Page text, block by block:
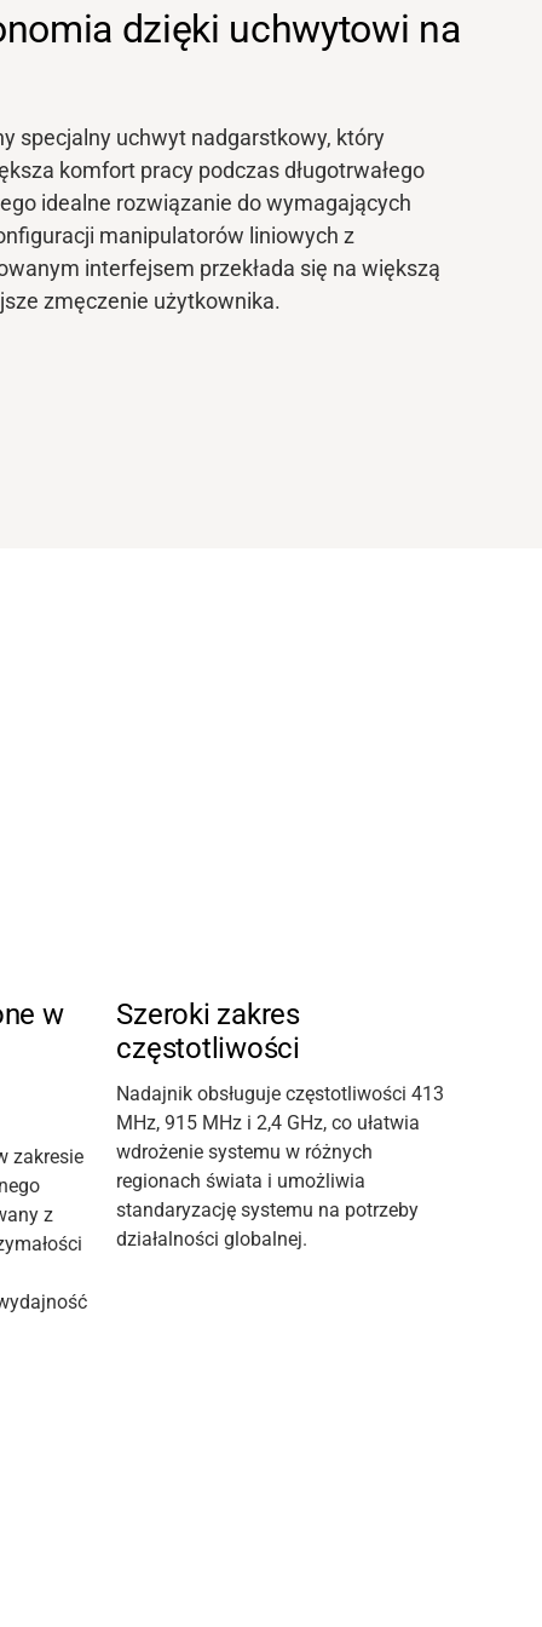
dzięki uchwytowi na
specjalny uchwyt nadgarstkowy, który
komfort pracy podczas długotrwałego
idealne rozwiązanie do wymagających
manipulatorów liniowych z
interfejsem przekłada się na większą
zmęczenie użytkownika.
w
zakresie
z
Szeroki zakres
częstotliwości
Nadajnik obsługuje częstotliwości 413
MHz, 915 MHz i 2,4 GHz, co ułatwia
wdrożenie systemu w różnych
regionach świata i umożliwia
standaryzację systemu na potrzeby
działalności globalnej.